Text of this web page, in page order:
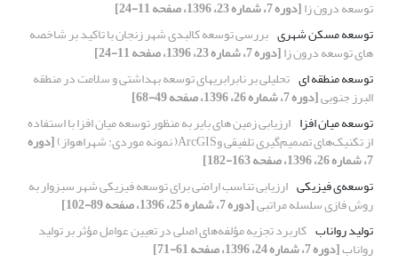
توسعه درون زا[دوره 7، شماره 23، 1396، صفحه 11-24]
توسعه مسکن شهری بررسی توسعه کالبدی شهر زنجان با تاکید بر شاخصه
های توسعه درون زا[دوره 7، شماره 23، 1396، صفحه 11-24]
توسعه منطقه ای تحلیلی بر نابرابریهای توسعه بهداشتی و سلامت در منطقه
البرز جنوبی[دوره 7، شماره 26، 1396، صفحه 49-68]
توسعه میان افزا ارزیابی زمین های بایر به منظور توسعه میان افزا با استفاده
از تکنیک‌های تصمیم‌گیری تلفیقی وArcGIS( نمونه موردی: شهراهواز) [دوره
7، شماره 26، 1396، صفحه 163-182]
توسعه‌ی فیزیکی ارزیابی تناسب اراضی برای توسعه فیزیکی شهر سبزوار به
روش فازی سلسله مراتبی[دوره 7، شماره 25، 1396، صفحه 89-102]
تولید رواناب کاربرد تجزیه مؤلفه‌های اصلی در تعیین عوامل مؤثر بر تولید
رواناب[دوره 7، شماره 24، 1396، صفحه 61-71]